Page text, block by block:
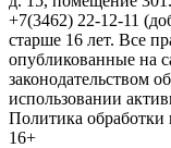
+7(3462) 22-12-11
старше 16 лет. Все
опубликованные на
законодательством
использовании
Политика
16+